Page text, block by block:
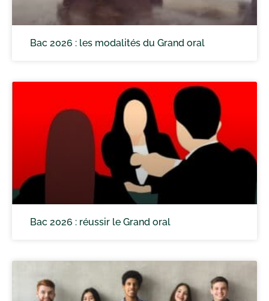
Bac 2026 : les modalités du Grand oral
Bac 2026 : réussir le Grand oral